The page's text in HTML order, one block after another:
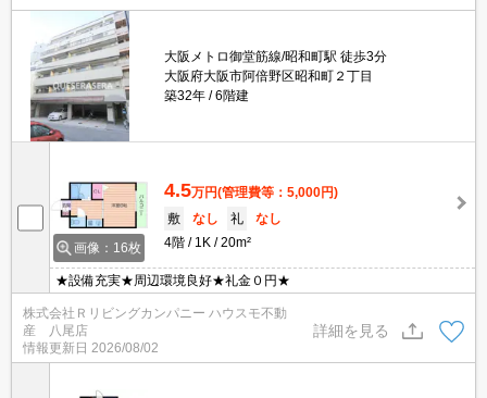
大阪メトロ御堂筋線/昭和町駅 徒歩3分
大阪府大阪市阿倍野区昭和町２丁目
築32年
6階建
画像：16枚
4.5万円(管理費等：5,000円)
敷
なし 礼
なし
4階
1K 20m²
★設備充実★周辺環境良好★礼金０円★
株式会社Ｒリビングカンパニー ハウスモ不動
産 八尾店
情報更新日 2026/08/02
詳細を見る